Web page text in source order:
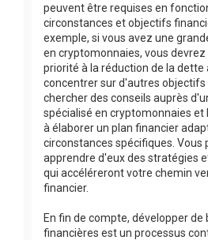
peuvent être requises en
circonstances et objectifs
exemple, si vous avez une
en cryptomonnaies, vous
priorité à la réduction de la dette
concentrer sur d'autres objectifs
chercher des conseils auprès
spécialisé en cryptomonnaies et
à élaborer un plan financier
circonstances spécifiques. Vous
apprendre d'eux des stratégies
qui accéléreront votre chemin
financier.
En fin de compte, développer de
financières est un processus